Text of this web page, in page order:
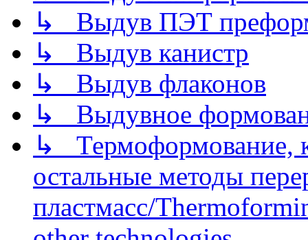
↳ Выдув ПЭТ
↳ Выдув канистр
↳ Выдув флаконов
↳ Выдувное
↳ Термоформование,
остальные методы
пластмасс/